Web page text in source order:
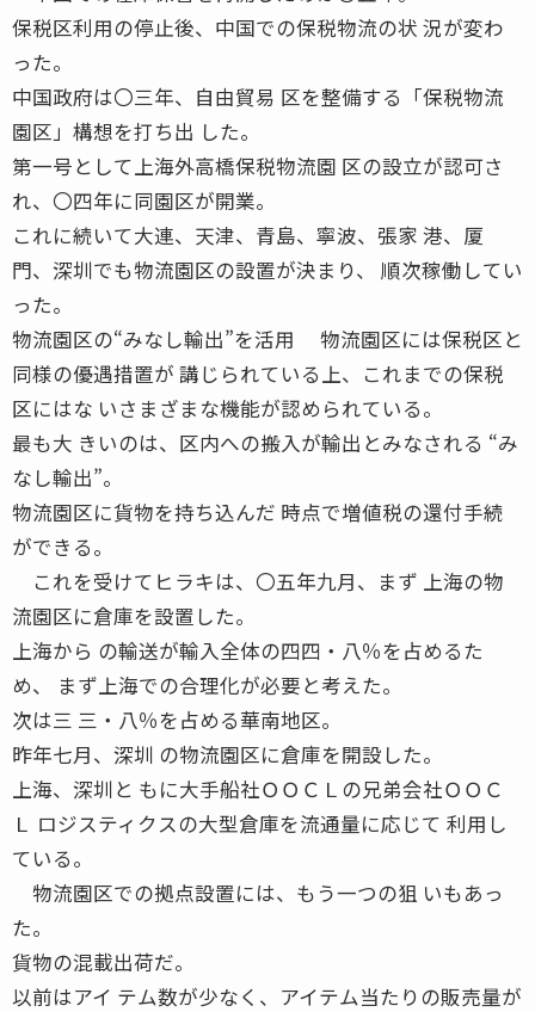
保税区利用の停止後、中国での保税物流の状 況が変わ
った。
中国政府は〇三年、自由貿易 区を整備する「保税物流
園区」構想を打ち出 した。
第一号として上海外高橋保税物流園 区の設立が認可さ
れ、〇四年に同園区が開業。
これに続いて大連、天津、青島、寧波、張家 港、厦
門、深圳でも物流園区の設置が決まり、 順次稼働してい
った。
物流園区の“みなし輸出”を活用 物流園区には保税区と
同様の優遇措置が 講じられている上、これまでの保税
区にはな いさまざまな機能が認められている。
最も大 きいのは、区内への搬入が輸出とみなされる “み
なし輸出”。
物流園区に貨物を持ち込んだ 時点で増値税の還付手続
ができる。
これを受けてヒラキは、〇五年九月、まず 上海の物
流園区に倉庫を設置した。
上海から の輸送が輸入全体の四四・八％を占めるた
め、 まず上海での合理化が必要と考えた。
次は三 三・八％を占める華南地区。
昨年七月、深圳 の物流園区に倉庫を開設した。
上海、深圳と もに大手船社ＯＯＣＬの兄弟会社ＯＯＣ
Ｌ ロジスティクスの大型倉庫を流通量に応じて 利用し
ている。
物流園区での拠点設置には、もう一つの狙 いもあっ
た。
貨物の混載出荷だ。
以前はアイ テム数が少なく、アイテム当たりの販売量が